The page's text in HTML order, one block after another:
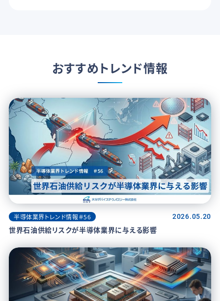
おすすめトレンド情報
半導体業界トレンド情報＃56 2026.05.20
世界石油供給リスクが半導体業界に与える影響